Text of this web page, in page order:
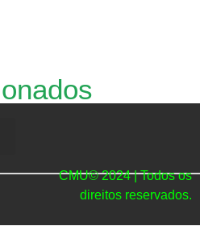
CMU© 2024 | Todos os
direitos reservados.